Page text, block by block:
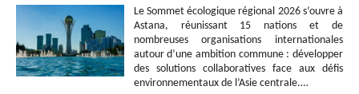
Le Sommet écologique régional 2026 s’ouvre à
Astana, réunissant 15 nations et de
nombreuses organisations internationales
autour d’une ambition commune : développer
des solutions collaboratives face aux défis
environnementaux de l’Asie centrale.…